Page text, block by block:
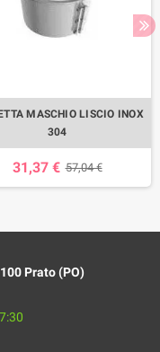
MASCHIO LISCIO INOX
304
31,37 € 57,04 €
Prato (PO)